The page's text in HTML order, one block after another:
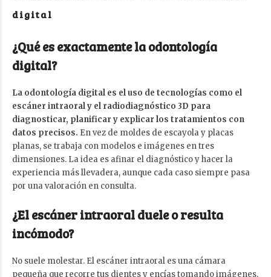
digital
¿Qué es exactamente la odontología
digital?
La odontología digital es el uso de tecnologías como el
escáner intraoral y el radiodiagnóstico 3D para
diagnosticar, planificar y explicar los tratamientos con
datos precisos. En vez de moldes de escayola y placas
planas, se trabaja con modelos e imágenes en tres
dimensiones. La idea es afinar el diagnóstico y hacer la
experiencia más llevadera, aunque cada caso siempre pasa
por una valoración en consulta.
¿El escáner intraoral duele o resulta
incómodo?
No suele molestar. El escáner intraoral es una cámara
pequeña que recorre tus dientes y encías tomando imágenes,